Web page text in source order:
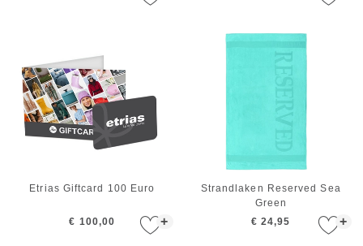
+
Etrias Giftcard 100 Euro
€ 100,00 +
Strandlaken Reserved Sea
Green
€ 24,95